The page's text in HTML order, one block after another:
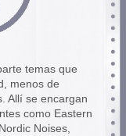
temas que
menos de
Allí se encargan
como Eastern
Noises,